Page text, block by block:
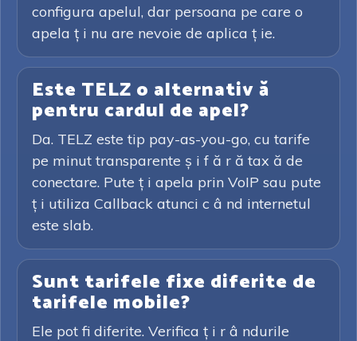
configura apelul, dar persoana pe care o
apela ț i nu are nevoie de aplica ț ie.
Este TELZ o alternativ ă
pentru cardul de apel?
Da. TELZ este tip pay-as-you-go, cu tarife
pe minut transparente ș i f ă r ă tax ă de
conectare. Pute ț i apela prin VoIP sau pute
ț i utiliza Callback atunci c â nd internetul
este slab.
Sunt tarifele fixe diferite de
tarifele mobile?
Ele pot fi diferite. Verifica ț i r â ndurile